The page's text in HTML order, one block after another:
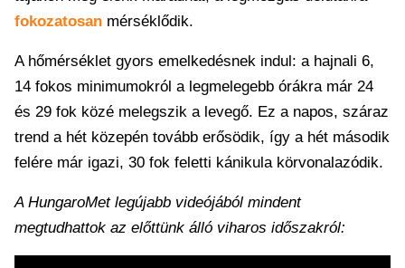
fokozatosan mérséklődik.
A hőmérséklet gyors emelkedésnek indul: a hajnali 6,
14 fokos minimumokról a legmelegebb órákra már 24
és 29 fok közé melegszik a levegő. Ez a napos, száraz
trend a hét közepén tovább erősödik, így a hét második
felére már igazi, 30 fok feletti kánikula körvonalazódik.
A HungaroMet legújabb videójából mindent
megtudhattok az előttünk álló viharos időszakról: